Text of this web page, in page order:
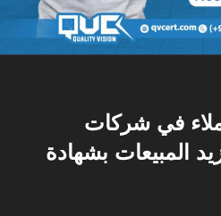
في شركات
المبيعات بشهادة